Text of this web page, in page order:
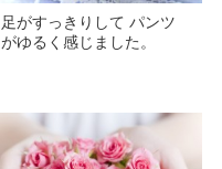
足がすっきりして パンツ
がゆるく感じました。